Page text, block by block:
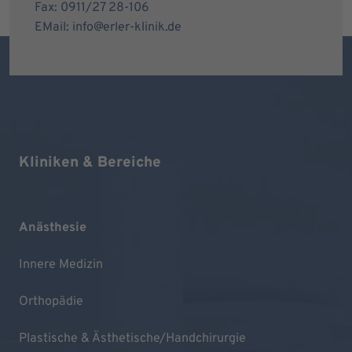
Fax: 0911/27 28-106
EMail: info@erler-klinik.de
Kliniken & Bereiche
Anästhesie
Innere Medizin
Orthopädie
Plastische & Ästhetische/Handchirurgie